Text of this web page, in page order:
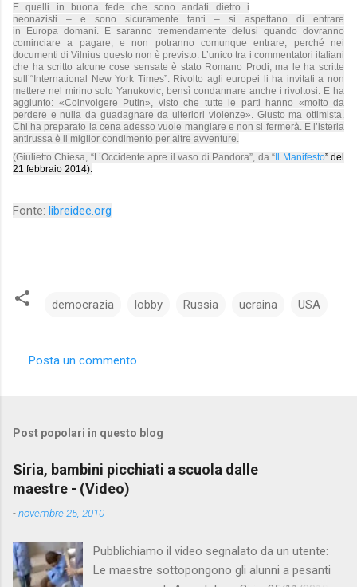
E quelli in buona fede che sono andati dietro i
neonazisti – e sono sicuramente tanti – si aspettano di entrare
in
Europa domani. E saranno tremendamente delusi quando dovranno
cominciare a pagare, e non potranno comunque entrare, perché nei
documenti di Vilnius questo non è previsto. L’unico tra i commentatori italiani
che ha scritto alcune cose sensate è stato Romano Prodi, ma le ha scritte
sull’“International New York Times”. Rivolto agli europei li ha invitati a non
mettere nel mirino solo Yanukovic, bensì condannare anche i rivoltosi. E ha
aggiunto: «Coinvolgere Putin», visto che tutte le parti hanno «molto da
perdere e nulla da guadagnare da ulteriori violenze». Giusto ma ottimista.
Chi ha preparato la cena adesso vuole mangiare e non si fermerà. E l’isteria
antirussa è il miglior condimento per altre avventure.
(Giulietto Chiesa, “L’Occidente apre il vaso di Pandora”, da “Il Manifesto” del
21 febbraio 2014).
Fonte: libreidee.org
democrazia lobby Russia ucraina USA
e
n
t
Posta un commento
Post popolari in questo blog
Siria, bambini picchiati a scuola dalle
maestre - (Video)
-novembre 25, 2010
Pubblichiamo il video segnalato da un utente:
Le maestre sottopongono gli alunni a pesanti